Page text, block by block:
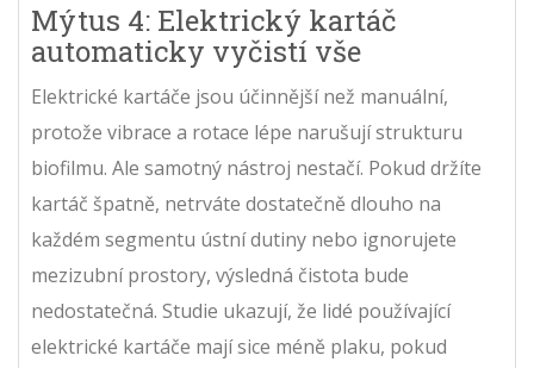
Mýtus 4: Elektrický kartáč
automaticky vyčistí vše
Elektrické kartáče jsou účinnější než manuální,
protože vibrace a rotace lépe narušují strukturu
biofilmu. Ale samotný nástroj nestačí. Pokud držíte
kartáč špatně, netrváte dostatečně dlouho na
každém segmentu ústní dutiny nebo ignorujete
mezizubní prostory, výsledná čistota bude
nedostatečná. Studie ukazují, že lidé používající
elektrické kartáče mají sice méně plaku, pokud